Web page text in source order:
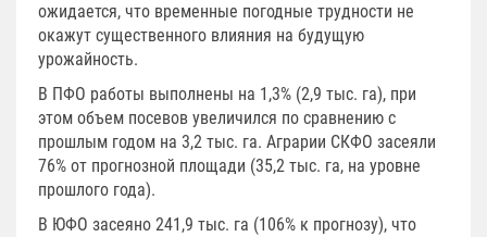
ожидается, что временные погодные трудности не
окажут существенного влияния на будущую
урожайность.
В ПФО работы выполнены на 1,3% (2,9 тыс. га), при
этом объем посевов увеличился по сравнению с
прошлым годом на 3,2 тыс. га. Аграрии СКФО засеяли
76% от прогнозной площади (35,2 тыс. га, на уровне
прошлого года).
В ЮФО засеяно 241,9 тыс. га (106% к прогнозу), что